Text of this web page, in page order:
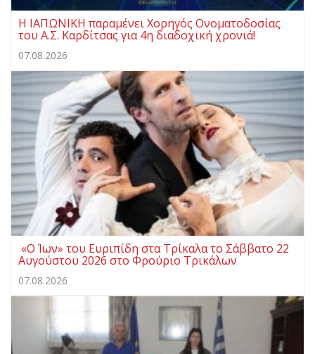
Η ΙΑΠΩΝΙΚΗ παραμένει Χορηγός Ονοματοδοσίας
του Α.Σ. Καρδίτσας για 4η διαδοχική χρονιά!
07.08.2026
«Ο Ίων» του Ευριπίδη στα Τρίκαλα το Σάββατο 22
Αυγούστου 2026 στο Φρούριο Τρικάλων
07.08.2026